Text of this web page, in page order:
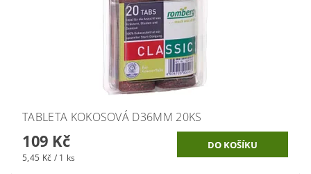
TABLETA KOKOSOVÁ D36MM 20KS
109 Kč
5,45 Kč / 1 ks